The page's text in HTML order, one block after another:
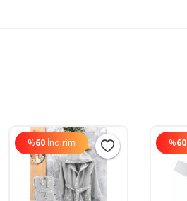
%60 İndirim %60